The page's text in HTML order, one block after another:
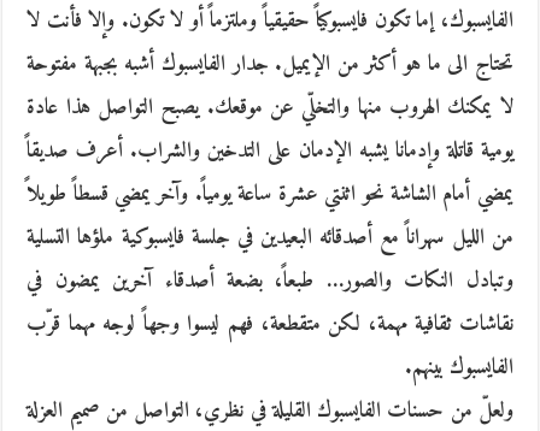
الفايسبوك، إما تكون فايسبوكياً حقيقياً وملتزماً أو لا تكون. وإلا فأنت لا
تحتاج الى ما هو أكثر من الإيميل. جدار الفايسبوك أشبه بجبهة مفتوحة
لا يمكنك الهروب منها والتخلّي عن موقعك. يصبح التواصل هذا عادة
يومية قاتلة وإدمانا يشبه الإدمان على التدخين والشراب. أعرف صديقاً
يمضي أمام الشاشة نحو اثنتي عشرة ساعة يومياً. وآخر يمضي قسطاً طويلاً
من الليل سهراناً مع أصدقائه البعيدين في جلسة فايسبوكية ملؤها التسلية
وتبادل النكات والصور… طبعاً، بضعة أصدقاء آخرين يمضون في
نقاشات ثقافية مهمة، لكن متقطعة، فهم ليسوا وجهاً لوجه مهما قرّب
الفايسبوك بينهم.
ولعلّ من حسنات الفايسبوك القليلة في نظري، التواصل من صميم العزلة